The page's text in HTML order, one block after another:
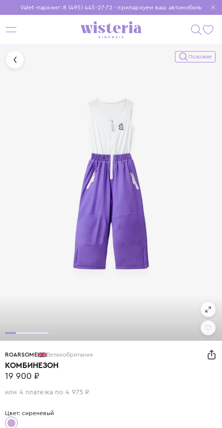
Valet-паркинг: 8 (495) 445-27-72 - припаркуем ваш автомобиль
Бесплатная доставка при заказе от 15 000 ₽
Установите приложение, чтобы покупки были еще удобнее
Похожие
ROARSOME Великобритания
КОМБИНЕЗОН
19 900 ₽
или 4 платежа по 4 975 ₽
Цвет: сиреневый